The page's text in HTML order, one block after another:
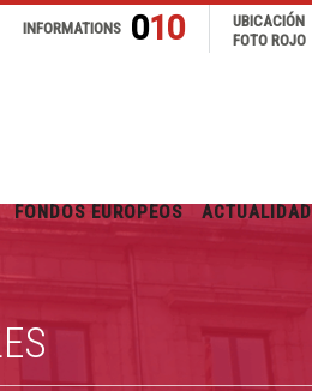
Buscar
INFORMATIONS 010
UBICACIÓN
FOTO ROJO
FONDOS EUROPEOS ACTUALIDAD